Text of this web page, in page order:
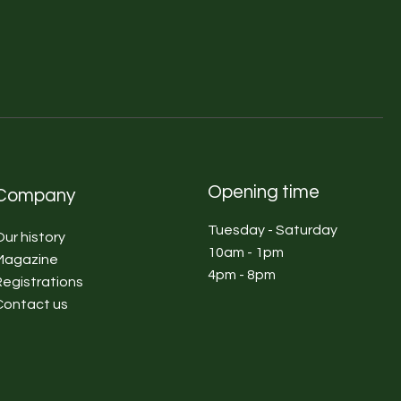
history
us
Opening time
Tuesday - Saturday
10am - 1pm
4pm - 8pm